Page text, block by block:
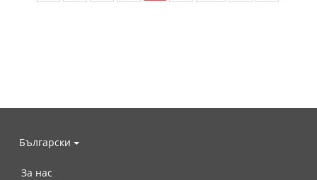
Български
За нас